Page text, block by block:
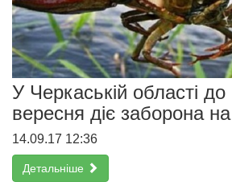
У Черкаській області до
вересня діє заборона
14.09.17 12:36
Детальніше